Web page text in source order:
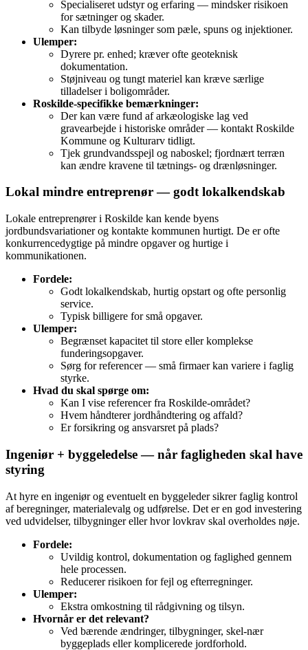
Specialiseret udstyr og erfaring — mindsker risikoen
for sætninger og skader.
Kan tilbyde løsninger som pæle, spuns og injektioner.
Ulemper:
Dyrere pr. enhed; kræver ofte geoteknisk
dokumentation.
Støjniveau og tungt materiel kan kræve særlige
tilladelser i boligområder.
Roskilde‑specifikke bemærkninger:
Der kan være fund af arkæologiske lag ved
gravearbejde i historiske områder — kontakt Roskilde
Kommune og Kulturarv tidligt.
Tjek grundvandsspejl og naboskel; fjordnært terræn
kan ændre kravene til tætnings- og drænløsninger.
Lokal mindre entreprenør — godt lokalkendskab
Lokale entreprenører i Roskilde kan kende byens
jordbundsvariationer og kontakte kommunen hurtigt. De er ofte
konkurrencedygtige på mindre opgaver og hurtige i
kommunikationen.
Fordele:
Godt lokalkendskab, hurtig opstart og ofte personlig
service.
Typisk billigere for små opgaver.
Ulemper:
Begrænset kapacitet til store eller komplekse
funderingsopgaver.
Sørg for referencer — små firmaer kan variere i faglig
styrke.
Hvad du skal spørge om:
Kan I vise referencer fra Roskilde‑området?
Hvem håndterer jordhåndtering og affald?
Er forsikring og ansvarsret på plads?
Ingeniør + byggeledelse — når fagligheden skal have
styring
At hyre en ingeniør og eventuelt en byggeleder sikrer faglig kontrol
af beregninger, materialevalg og udførelse. Det er en god investering
ved udvidelser, tilbygninger eller hvor lovkrav skal overholdes nøje.
Fordele:
Uvildig kontrol, dokumentation og faglighed gennem
hele processen.
Reducerer risikoen for fejl og efterregninger.
Ulemper:
Ekstra omkostning til rådgivning og tilsyn.
Hvornår er det relevant?
Ved bærende ændringer, tilbygninger, skel‑nær
byggeplads eller komplicerede jordforhold.